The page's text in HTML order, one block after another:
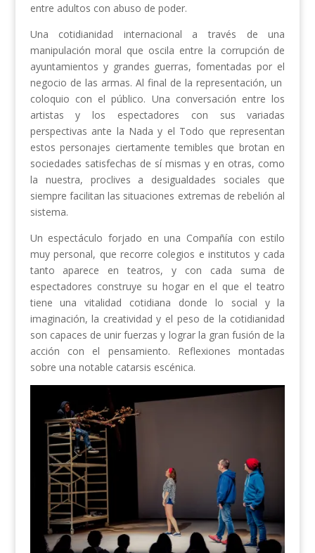
entre adultos con abuso de poder.
Una cotidianidad internacional a través de una
manipulación moral que oscila entre la corrupción de
ayuntamientos y grandes guerras, fomentadas por el
negocio de las armas. Al final de la representación, un
coloquio con el público. Una conversación entre los
artistas y los espectadores con sus variadas
perspectivas ante la Nada y el Todo que representan
estos personajes ciertamente temibles que brotan en
sociedades satisfechas de sí mismas y en otras, como
la nuestra, proclives a desigualdades sociales que
siempre facilitan las situaciones extremas de rebelión al
sistema.
Un espectáculo forjado en una Compañía con estilo
muy personal, que recorre colegios e institutos y cada
tanto aparece en teatros, y con cada suma de
espectadores construye su hogar en el que el teatro
tiene una vitalidad cotidiana donde lo social y la
imaginación, la creatividad y el peso de la cotidianidad
son capaces de unir fuerzas y lograr la gran fusión de la
acción con el pensamiento. Reflexiones montadas
sobre una notable catarsis escénica.